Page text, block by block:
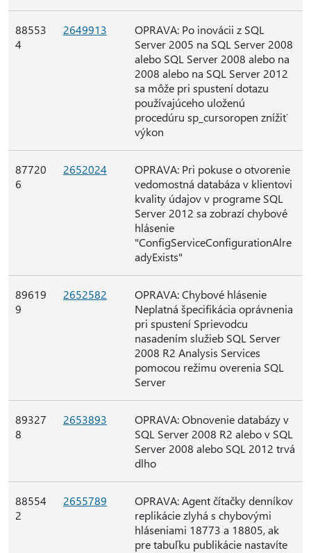
88553
4
2649913
OPRAVA: Po inovácii z SQL
Server 2005 na SQL Server 2008
alebo SQL Server 2008 alebo na
2008 alebo na SQL Server 2012
sa môže pri spustení dotazu
používajúceho uloženú
procedúru sp_cursoropen znížiť
výkon
87720
6
2652024
OPRAVA: Pri pokuse o otvorenie
vedomostná databáza v klientovi
kvality údajov v programe SQL
Server 2012 sa zobrazí chybové
hlásenie
"ConfigServiceConfigurationAlre
adyExists"
89619
9
2652582
OPRAVA: Chybové hlásenie
Neplatná špecifikácia oprávnenia
pri spustení Sprievodcu
nasadením služieb SQL Server
2008 R2 Analysis Services
pomocou režimu overenia SQL
Server
89327
8
2653893
OPRAVA: Obnovenie databázy v
SQL Server 2008 R2 alebo v SQL
Server 2008 alebo SQL 2012 trvá
dlho
88554
2
2655789
OPRAVA: Agent čítačky denníkov
replikácie zlyhá s chybovými
hláseniami 18773 a 18805, ak
pre tabuľku publikácie nastavíte